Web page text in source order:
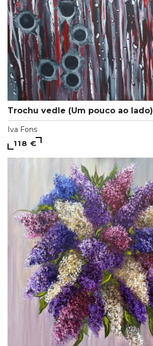
Trochu vedle (Um pouco ao lado)
Iva Fons
118 €